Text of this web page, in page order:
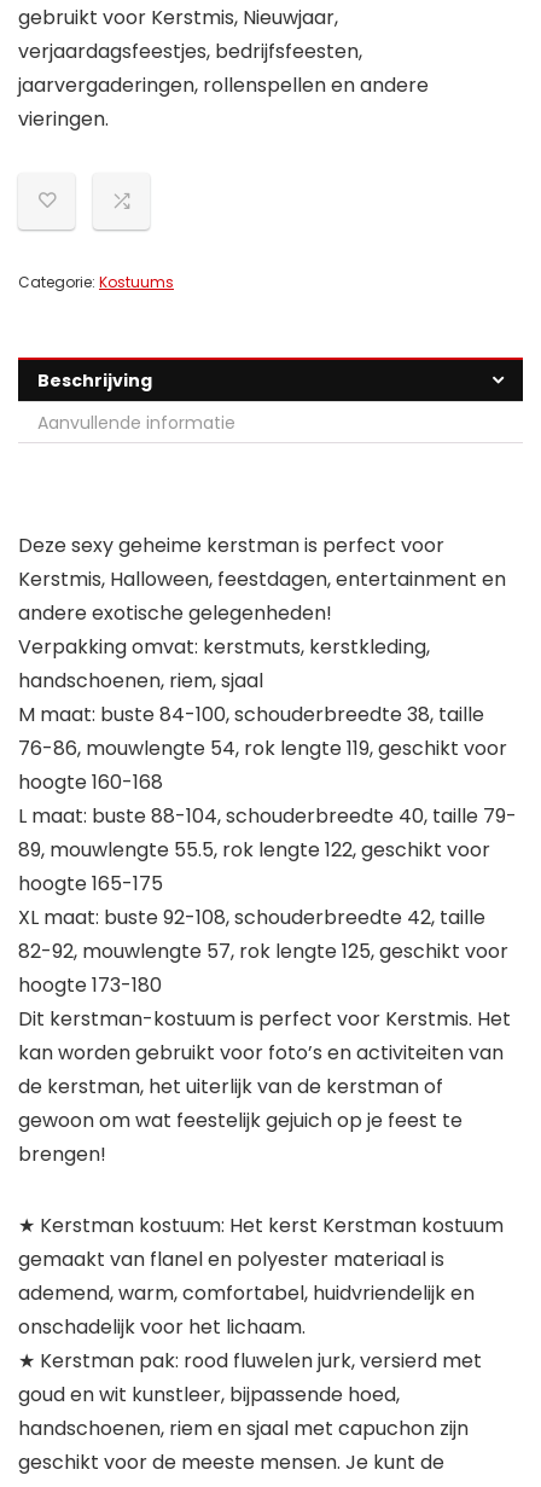
gebruikt voor Kerstmis, Nieuwjaar,
verjaardagsfeestjes, bedrijfsfeesten,
jaarvergaderingen, rollenspellen en andere
vieringen.
Categorie: Kostuums
Beschrijving
Aanvullende informatie
Deze sexy geheime kerstman is perfect voor
Kerstmis, Halloween, feestdagen, entertainment en
andere exotische gelegenheden!
Verpakking omvat: kerstmuts, kerstkleding,
handschoenen, riem, sjaal
M maat: buste 84-100, schouderbreedte 38, taille
76-86, mouwlengte 54, rok lengte 119, geschikt voor
hoogte 160-168
L maat: buste 88-104, schouderbreedte 40, taille 79-
89, mouwlengte 55.5, rok lengte 122, geschikt voor
hoogte 165-175
XL maat: buste 92-108, schouderbreedte 42, taille
82-92, mouwlengte 57, rok lengte 125, geschikt voor
hoogte 173-180
Dit kerstman-kostuum is perfect voor Kerstmis. Het
kan worden gebruikt voor foto’s en activiteiten van
de kerstman, het uiterlijk van de kerstman of
gewoon om wat feestelijk gejuich op je feest te
brengen!
★ Kerstman kostuum: Het kerst Kerstman kostuum
gemaakt van flanel en polyester materiaal is
ademend, warm, comfortabel, huidvriendelijk en
onschadelijk voor het lichaam.
★ Kerstman pak: rood fluwelen jurk, versierd met
goud en wit kunstleer, bijpassende hoed,
handschoenen, riem en sjaal met capuchon zijn
geschikt voor de meeste mensen. Je kunt de